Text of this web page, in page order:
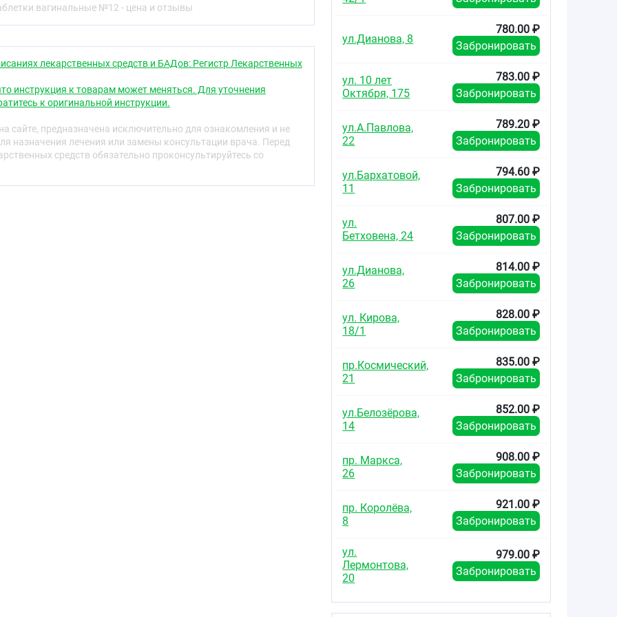
одновременно спермицидом и антисептиком.
способностью действующего вещества
(сначала жгутиков, затем головок), что
оплодотворения яйцеклетки повреждённым
значительно снижает риск возникновения
его полностью.
Neisseria gonorrhoeae, Chlamydia spp., Trichomonas
вагинальные №12 - цена и отзывы
лекарственных средств и БАДов: Регистр Лекарственных
инструкция к товарам может меняться. Для уточнения
к оригинальной инструкции.
сайте, предназначена исключительно для ознакомления и не
назначения лечения или замены консультации врача. Перед
средств обязательно проконсультируйтесь со
ул.Дианова, 8
780.00 ₽
Забронировать
ул. 10 лет
Октября, 175
783.00 ₽
Забронировать
ул.А.Павлова,
22
789.20 ₽
Забронировать
ул.Бархатовой,
11
794.60 ₽
Забронировать
ул.
Бетховена, 24
807.00 ₽
Забронировать
ул.Дианова,
26
814.00 ₽
Забронировать
ул. Кирова,
18/1
828.00 ₽
Забронировать
пр.Космический,
21
835.00 ₽
Забронировать
ул.Белозёрова,
14
852.00 ₽
Забронировать
пр. Маркса,
26
908.00 ₽
Забронировать
пр. Королёва,
8
921.00 ₽
Забронировать
ул.
Лермонтова,
20
979.00 ₽
Забронировать